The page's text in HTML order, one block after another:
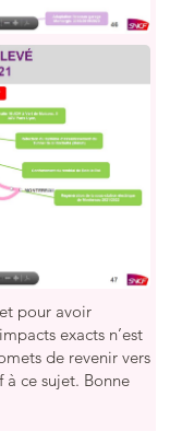
pour avoir
exacts n’est
de revenir vers
à ce sujet. Bonne